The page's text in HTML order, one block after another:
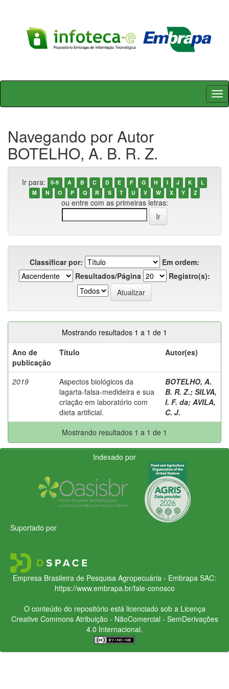
Skip
Navegando por Autor
BOTELHO, A. B. R. Z.
Ir para: 0-9 A B C D E F G H I J K
L
M
N O P Q R S T U V W X Y Z
ou entre com as primeiras letras:
Classificar por:
Em ordem:
Resultados/Página
Registro(s):
Mostrando resultados 1 a 1 de 1
Ano de
publicação
Título Autor(es)
2019
Aspectos biológicos da
lagarta-falsa-medideira e sua
criação em laboratório com
dieta artificial.
BOTELHO, A.
B. R. Z.; SILVA,
I. F. da; AVILA,
C. J.
Mostrando resultados 1 a 1 de 1
Indexado por
Suportado por
Empresa Brasileira de Pesquisa Agropecuária - Embrapa SAC:
https://www.embrapa.br/fale-conosco
O conteúdo do repositório está licenciado sob a Licença
Creative CommonsAtribuição - NãoComercial - SemDerivações
4.0 Internacional.